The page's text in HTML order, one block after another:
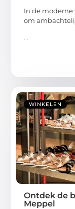
In de moderne
om
...
WINKELEN
Ontdek de
Meppel